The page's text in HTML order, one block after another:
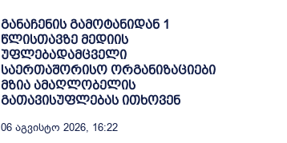
განაჩენის გამოტანიდან 1
წლისთავზე მედიის
უფლებადამცველი
საერთაშორისო ორგანიზაციები
მზია ამაღლობელის
გათავისუფლებას ითხოვენ
06 Აგვისტო 2026, 16:22